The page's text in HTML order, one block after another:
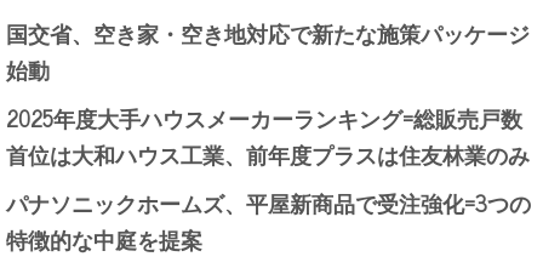
国交省、空き家・空き地対応で新たな施策パッケージ
始動
2025年度大手ハウスメーカーランキング=総販売戸数
首位は大和ハウス工業、前年度プラスは住友林業のみ
パナソニックホームズ、平屋新商品で受注強化=3つの
特徴的な中庭を提案